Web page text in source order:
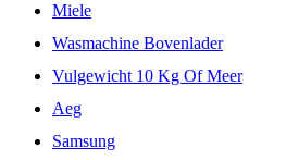
Miele
Wasmachine Bovenlader
Vulgewicht 10 Kg Of Meer
Aeg
Samsung